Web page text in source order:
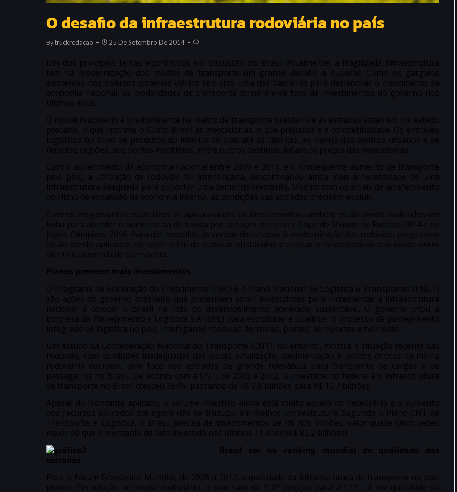
O desafio da infraestrutura rodoviária no país
ByTruckredacao 25 De Setembro De 2014
Um dos principais temas econômicos em discussão no Brasil atualmente, a fragilizada infraestrutura
tem na modernização dos modais de transporte um grande desafio a superar. Como os gargalos
existentes nos diversos sistemas viários têm sido uma das barreiras para deslanchar o crescimento da
economia nacional, as modalidades de transporte tornaram-se foco de investimentos do governo nos
últimos anos.
O modal rodoviário é predominante na matriz de transporte brasileira e as estradas estão em um estado
precário, o que imprime o Custo Brasil às mercadorias, o que prejudica a a competitividade. Os entraves
logísticos no fluxo de produtos do interior do país até as fábricas, ao varejo dos centros urbanos e de
remotas regiões, aos portos marítimos, entre outros destinos, inflam os preços das mercadorias.
Com o aquecimento da economia nacional entre 2009 e 2011, e o consequente aumento de transporte
pelo país, a utilização de rodovias foi intensificada, descortinando ainda mais a necessidade de uma
infraestrutura adequada para suportar uma demanda crescente. Mesmo com os sinais de arrefecimento
do ritmo de expansão da economia interna, as condições das estradas precisam evoluir.
Com os megaeventos esportivos se aproximando, os investimentos também estão sendo realizados em
linha para atender o aumento da demanda por serviços durante a Copa do Mundo de Futebol 2014 e os
Jogos Olímpicos 2016. Para dar respaldo às verbas destinadas à modernização das rodovias, programas
estão sendo aplicados no setor a fim de superar obstáculos e ajustar o descompasso que existe entre
oferta e demanda de transporte.
Planos preveem mais investimentos
O Programa de Aceleração do Crescimento (PAC) e o Plano Nacional de Logística e Transportes (PNLT)
são ações do governo brasileiro que pretendem atrair investidores para incrementar a infraestrutura
nacional e colocar o Brasil na rota do desenvolvimento acelerado sustentável. O governo criou a
Empresa de Planejamento e Logística S.A. (EPL) para estruturar e qualificar o processo de planejamento
integrado de logística no país, interligando rodovias, ferrovias, portos, aeroportos e hidrovias.
Um estudo da Confederação Nacional do Transporte (CNT), no entanto, mostra a situação recente das
rodovias, com condições inadequadas das pistas, sinalização, pavimentação e pontos críticos da malha
rodoviária nacional, com foco nas estradas de grande relevância para transporte de cargas e de
passageiros no Brasil. De acordo com a CNT, de 2002 a 2012, o investimento federal em infraestrutura
de transporte no Brasil cresceu 354%, passando de R$ 2,8 bilhões para R$ 12,7 bilhões.
Apesar do montante aplicado, o volume investido ainda está muito aquém do necessário e o aumento
dos recursos aplicados até agora não se traduziu em melhor infraestrutura. Segundo o Plano CNT de
Transporte e Logística, o Brasil precisa de investimentos de R$ 405 bilhões, valor quase cinco vezes
maior do que o montante de fato investido nos últimos 11 anos (R$ 82,2 bilhões).
Brasil cai no ranking mundial de qualidade das
estradas
Para o Fórum Econômico Mundial, de 2008 a 2012, a qualidade da infraestrutura de transporte no país
piorou. Em relação ao modal rodoviário, o país caiu da 110ª posição para a 123ª. A má qualidade da